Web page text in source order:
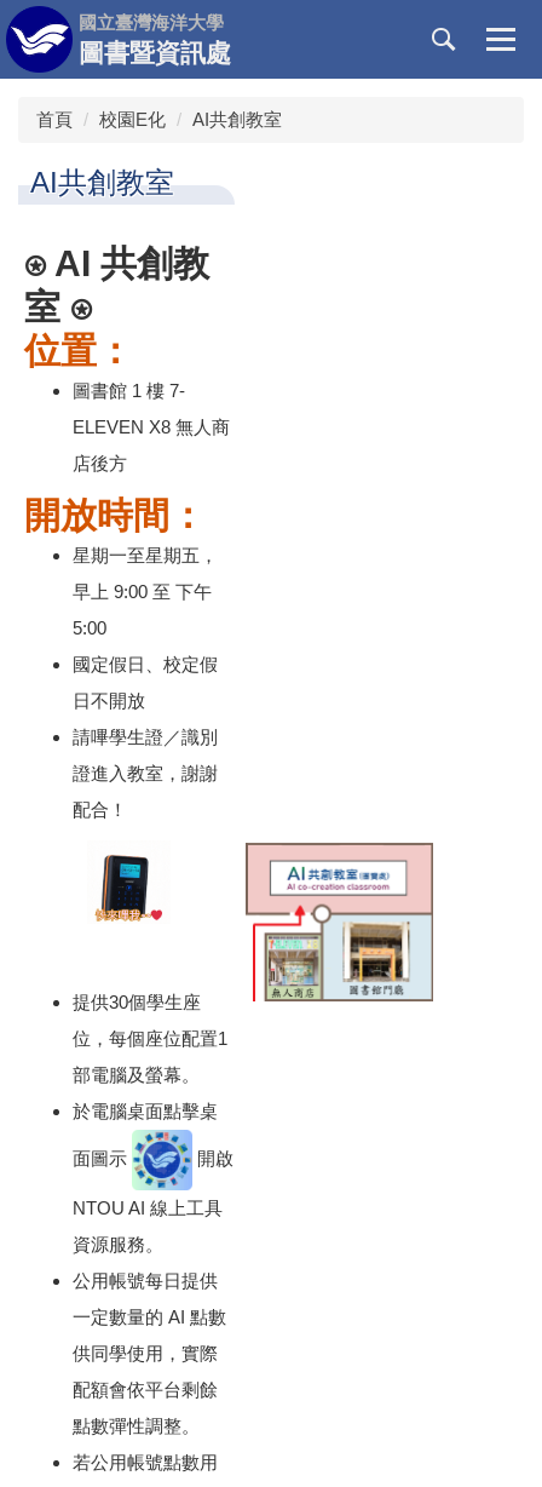
跳
到
主
國立臺灣海洋大學
圖書暨資訊處
首頁 校園E化 AI共創教室
AI共創教室
⍟ AI 共創教
室 ⍟
位置：
圖書館 1 樓 7-
ELEVEN X8 無人商
店後方
開放時間：
星期一至星期五，
早上 9:00 至 下午
5:00
國定假日、校定假
日不開放
請嗶學生證／識別
證進入教室，謝謝
配合！
提供30個學生座
位，每個座位配置1
部電腦及螢幕。
於電腦桌面點擊桌
面圖示 開啟
NTOU AI 線上工具
資源服務。
公用帳號每日提供
一定數量的 AI 點數
供同學使用，實際
配額會依平台剩餘
點數彈性調整。
若公用帳號點數用